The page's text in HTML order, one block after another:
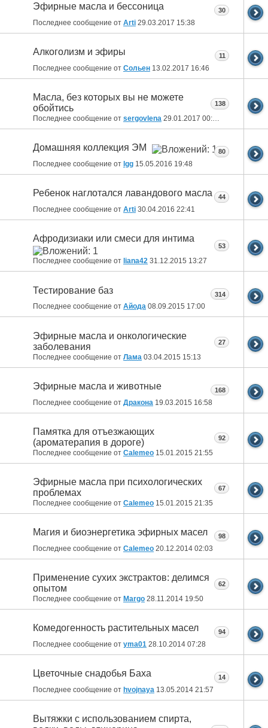
Эфирные масла и бессоница
Последнее сообщение от Arti 29.03.2017 15:38
30
Алкоголизм и эфиры
Последнее сообщение от Сольен 13.02.2017 16:46
11
Масла, без которых вы не можете
обойтись
Последнее сообщение от sergovlena 29.01.2017 00:25
138
Домашняя коллекция ЭМ
Последнее сообщение от lgg 15.05.2016 19:48
80
Ребенок наглотался лавандового масла
Последнее сообщение от Arti 30.04.2016 22:41
44
Афродизиаки или смеси для интима
Последнее сообщение от liana42 31.12.2015 13:27
53
Тестирование баз
Последнее сообщение от Айода 08.09.2015 17:00
314
Эфирные масла и онкологические
заболевания
Последнее сообщение от Лама 03.04.2015 15:13
27
Эфирные масла и животные
Последнее сообщение от Дракона 19.03.2015 16:58
168
Памятка для отъезжающих
(ароматерапия в дороге)
Последнее сообщение от Calemeo 15.01.2015 21:55
92
Эфирные масла при психологических
проблемах
Последнее сообщение от Calemeo 15.01.2015 21:35
67
Магия и биоэнергетика эфирных масел
Последнее сообщение от Calemeo 20.12.2014 02:03
98
Применение сухих экстрактов: делимся
опытом
Последнее сообщение от Margo 28.11.2014 19:50
62
Комедогенность растительных масел
Последнее сообщение от yma01 28.10.2014 07:28
94
Цветочные снадобья Баха
Последнее сообщение от hvojnaya 13.05.2014 21:57
14
Вытяжки с использованием спирта,